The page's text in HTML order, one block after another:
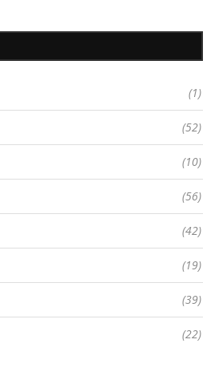
(1)
(52)
(10)
(56)
(42)
(19)
(39)
(22)